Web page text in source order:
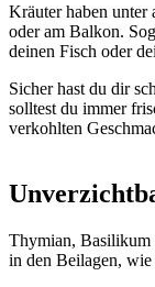
Kräuter haben unter
oder am Balkon.
deinen Fisch oder
Sicher hast du dir
solltest du immer
verkohlten
Thymian, Basilikum
in den Beilagen, wie